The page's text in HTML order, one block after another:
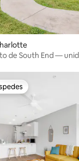
de South End —